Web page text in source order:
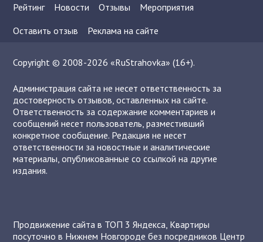
Рейтинг Новости Отзывы
Мероприятия
Оставить отзыв
Реклама на сайте
Copyright © 2008-2026 «RuStrahovka» (16+).
Администрация сайта не несет ответственность за
достоверность отзывов, оставленных на сайте.
Ответственность за содержание комментариев и
сообщений несет пользователь, разместивший
конкретное сообщение. Редакция не несет
ответственности за новостные и аналитические
материалы, опубликованные со ссылкой на другие
издания.
Продвижение сайта в ТОП 3 Яндекса, Квартиры
посуточно в Нижнем Новгороде без посредников Центр